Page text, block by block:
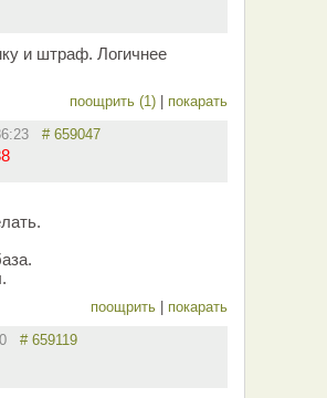
и штраф. Логичнее
поощрить (1) покарать
# 659047
поощрить покарать
# 659119